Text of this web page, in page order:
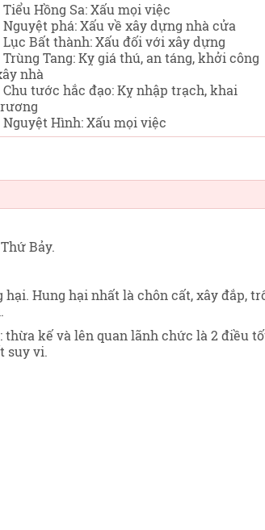
Tiểu Hồng Sa: Xấu mọi việc
Nguyệt phá: Xấu về xây dựng nhà cửa
Lục Bất thành: Xấu đối với xây dựng
Trùng Tang: Kỵ giá thú, an táng, khởi công
nhà
Chu tước hắc đạo: Kỵ nhập trạch, khai
Nguyệt Hình: Xấu mọi việc
Bảy.
Hung hại nhất là chôn cất, xây đắp,
kế và lên quan lãnh chức là 2 điều
suy vi.